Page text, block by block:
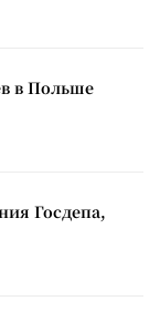
в Польше
Госдепа,